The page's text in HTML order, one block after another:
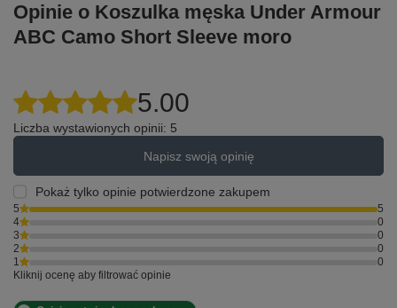
Opinie o Koszulka męska Under Armour
ABC Camo Short Sleeve moro
5.00
Liczba wystawionych opinii: 5
Napisz swoją opinię
Pokaż tylko opinie potwierdzone zakupem
5
5
4
0
3
0
2
0
1
0
Kliknij ocenę aby filtrować opinie